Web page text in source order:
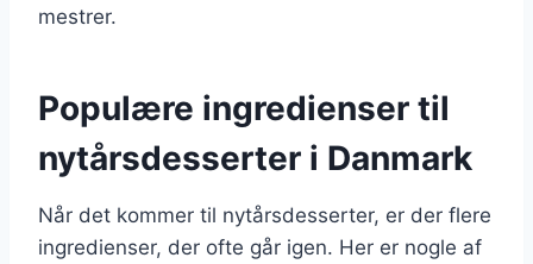
mestrer.
Populære ingredienser til
nytårsdesserter i Danmark
Når det kommer til nytårsdesserter, er der flere
ingredienser, der ofte går igen. Her er nogle af